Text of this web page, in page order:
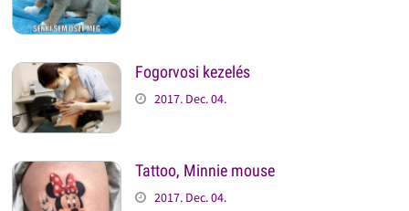
Fogorvosi kezelés
2017. Dec. 04.
Tattoo, Minnie mouse
2017. Dec. 04.